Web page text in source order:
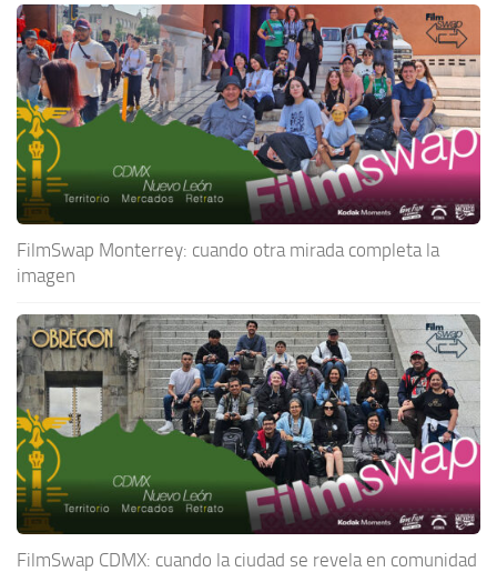
FilmSwap Monterrey: cuando otra mirada completa la
imagen
FilmSwap CDMX: cuando la ciudad se revela en comunidad